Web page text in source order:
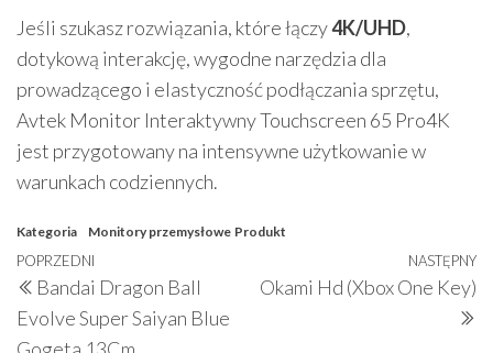
Jeśli szukasz rozwiązania, które łączy4K/UHD,
dotykową interakcję, wygodne narzędzia dla
prowadzącego i elastyczność podłączania sprzętu,
Avtek Monitor Interaktywny Touchscreen 65 Pro4K
jest przygotowany na intensywne użytkowanie w
warunkach codziennych.
Kategoria Monitory przemysłowe Produkt
Nawigacja
wpisu
Poprzedni
wpis
POPRZEDNI
Bandai Dragon Ball
Evolve Super Saiyan Blue
NASTĘPNY
Okami Hd (Xbox One Key)